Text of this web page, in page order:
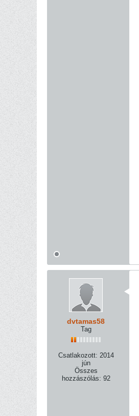
dvtamas58
Tag
Csatlakozott: 2014
jún
Összes
hozzászólás: 92